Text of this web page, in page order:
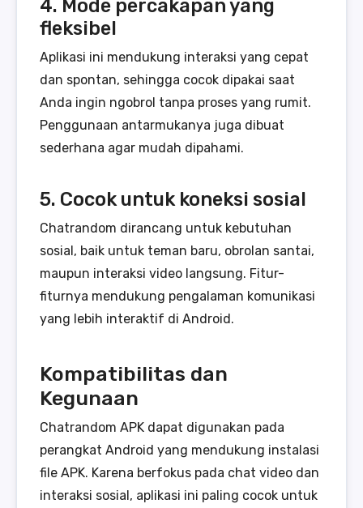
4. Mode percakapan yang
fleksibel
Aplikasi ini mendukung interaksi yang cepat
dan spontan, sehingga cocok dipakai saat
Anda ingin ngobrol tanpa proses yang rumit.
Penggunaan antarmukanya juga dibuat
sederhana agar mudah dipahami.
5. Cocok untuk koneksi sosial
Chatrandom dirancang untuk kebutuhan
sosial, baik untuk teman baru, obrolan santai,
maupun interaksi video langsung. Fitur-
fiturnya mendukung pengalaman komunikasi
yang lebih interaktif di Android.
Kompatibilitas dan
Kegunaan
Chatrandom APK dapat digunakan pada
perangkat Android yang mendukung instalasi
file APK. Karena berfokus pada chat video dan
interaksi sosial, aplikasi ini paling cocok untuk